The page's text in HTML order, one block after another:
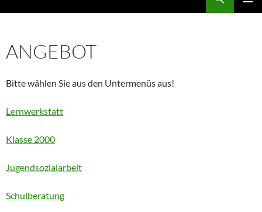
ANGEBOT
Bitte wählen Sie aus den Untermenüs aus!
Lernwerkstatt
Klasse 2000
Jugendsozialarbeit
Schulberatung